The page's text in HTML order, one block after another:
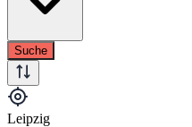
Suche
Leipzig